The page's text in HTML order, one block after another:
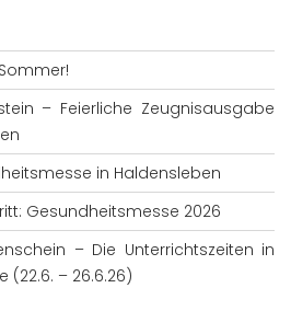
– Feierliche Zeugnisausgabe
in Haldensleben
Gesundheitsmesse 2026
– Die Unterrichtszeiten in
– 26.6.26)